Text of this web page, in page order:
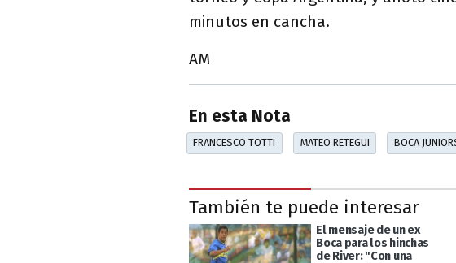
minutos en cancha.
AM
En esta Nota
FRANCESCO TOTTI MATEO RETEGUI BOCA
También te puede interesar
El mensaje de un ex
Boca para los hinchas
de River: "Con una